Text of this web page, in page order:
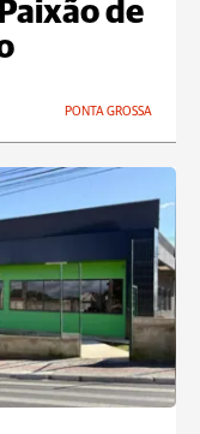
de
PONTA GROSSA